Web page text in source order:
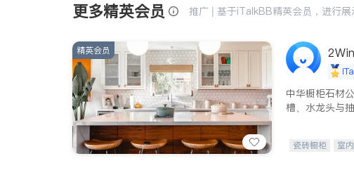
更多精英会员 推广 | 基于iTalkBB精英会员，进行展
精英会员
中华橱柜石材
槽、水龙头与
瓷砖橱柜 室